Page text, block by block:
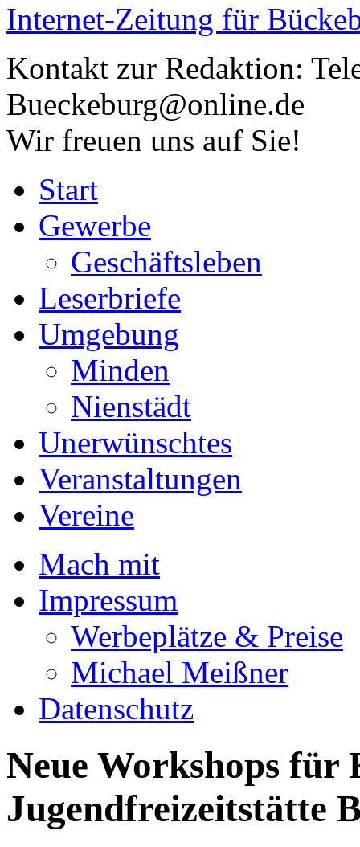
Internet-Zeitung für
Kontakt zur Redaktion:
Bueckeburg@online.de
Wir freuen uns auf Sie!
Start
Gewerbe
Geschäftsleben
Leserbriefe
Umgebung
Minden
Nienstädt
Unerwünschtes
Veranstaltungen
Vereine
Mach mit
Impressum
Werbeplätze & Preise
Michael Meißner
Datenschutz
Neue Workshops für
Jugendfreizeitstätte